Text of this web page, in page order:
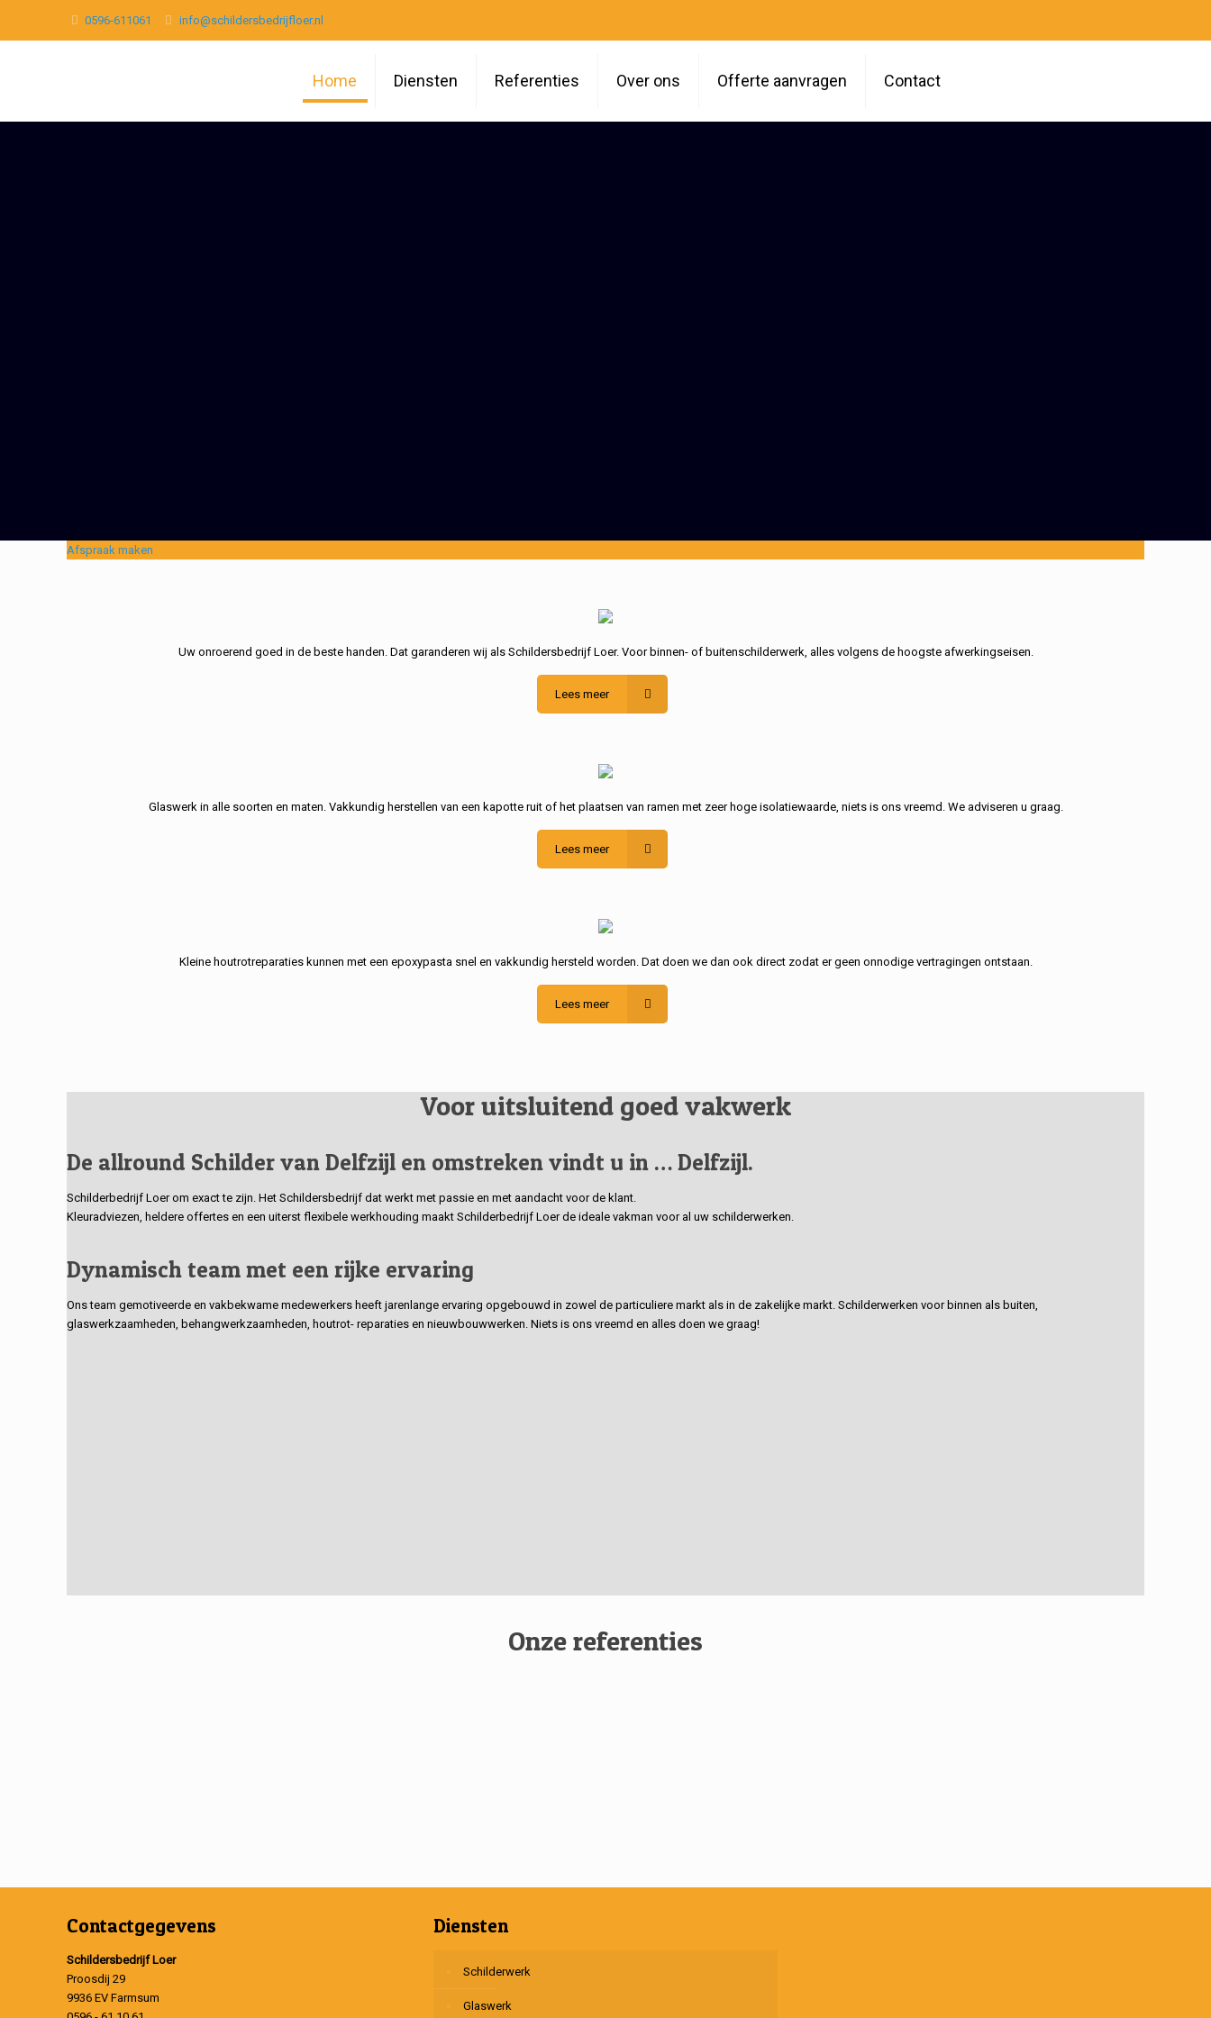
0596-611061 info@schildersbedrijfloer.nl
Home Diensten Referenties Over ons Offerte aanvragen Contact
Afspraak maken
Uw onroerend goed in de beste handen. Dat garanderen wij als Schildersbedrijf Loer. Voor binnen- of buitenschilderwerk, alles volgens de hoogste afwerkingseisen.
Lees meer
Glaswerk in alle soorten en maten. Vakkundig herstellen van een kapotte ruit of het plaatsen van ramen met zeer hoge isolatiewaarde, niets is ons vreemd. We adviseren u graag.
Lees meer
Kleine houtrotreparaties kunnen met een epoxypasta snel en vakkundig hersteld worden. Dat doen we dan ook direct zodat er geen onnodige vertragingen ontstaan.
Lees meer
Voor uitsluitend goed vakwerk
De allround Schilder van Delfzijl en omstreken vindt u in … Delfzijl.
Schilderbedrijf Loer om exact te zijn. Het Schildersbedrijf dat werkt met passie en met aandacht voor de klant.
Kleuradviezen, heldere offertes en een uiterst flexibele werkhouding maakt Schilderbedrijf Loer de ideale vakman voor al uw schilderwerken.
Dynamisch team met een rijke ervaring
Ons team gemotiveerde en vakbekwame medewerkers heeft jarenlange ervaring opgebouwd in zowel de particuliere markt als in de zakelijke markt. Schilderwerken voor binnen als buiten,
glaswerkzaamheden, behangwerkzaamheden, houtrot- reparaties en nieuwbouwwerken. Niets is ons vreemd en alles doen we graag!
Onze referenties
Contactgegevens
Schildersbedrijf Loer
Proosdij 29
9936 EV Farmsum
Diensten
Schilderwerk
Glaswerk